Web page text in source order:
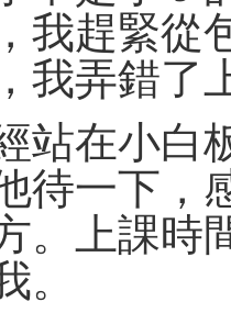
我趕緊從
我弄錯了
站在小白
待一下，
。上課時